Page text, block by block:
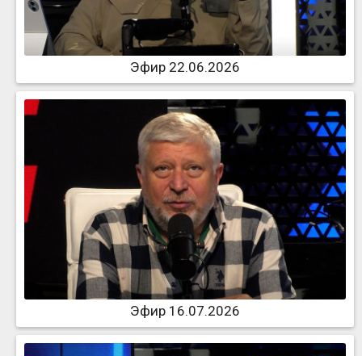
Эфир 22.06.2026
Эфир 16.07.2026